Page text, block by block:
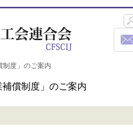
制度」のご案内
補償制度」のご案内